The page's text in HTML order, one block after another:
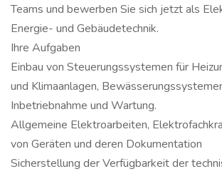
Teams und bewerben Sie sich jetzt als
Energie- und Gebäudetechnik.
Ihre Aufgaben
Einbau von Steuerungssystemen für
und Klimaanlagen,
Inbetriebnahme und Wartung.
Allgemeine Elektroarbeiten,
von Geräten und deren Dokumentation
Sicherstellung der Verfügbarkeit der